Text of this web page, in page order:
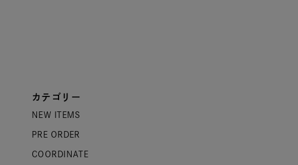
カテゴリー
NEW ITEMS
PRE ORDER
COORDINATE